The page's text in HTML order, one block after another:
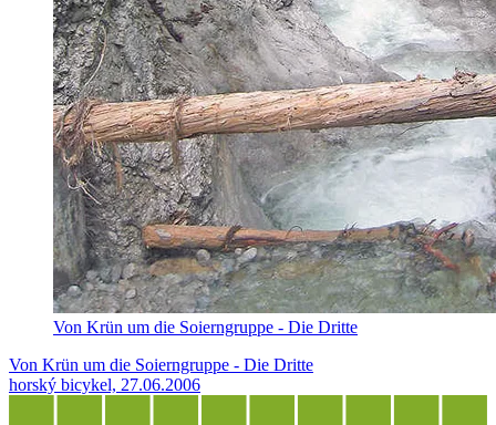
Von Krün um die Soierngruppe - Die Dritte
Von Krün um die Soierngruppe - Die Dritte
horský bicykel, 27.06.2006